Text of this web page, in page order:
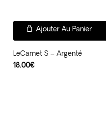
Ajouter Au Panier
LeCarnet S – Argenté
18.00€